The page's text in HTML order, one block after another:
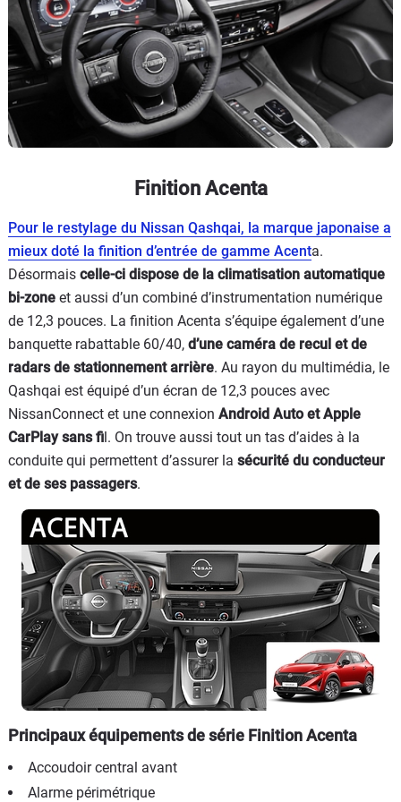
Finition Acenta
Pour le restylage du Nissan Qashqai, la marque japonaise a
mieux doté la finition d’entrée de gamme Acenta.
Désormais celle-ci dispose de la climatisation automatique
bi-zone et aussi d’un combiné d’instrumentation numérique
de 12,3 pouces. La finition Acenta s’équipe également d’une
banquette rabattable 60/40, d’une caméra de recul et de
radars de stationnement arrière. Au rayon du multimédia, le
Qashqai est équipé d’un écran de 12,3 pouces avec
NissanConnect et une connexion Android Auto et Apple
CarPlay sans fil. On trouve aussi tout un tas d’aides à la
conduite qui permettent d’assurer la sécurité du conducteur
et de ses passagers.
Principaux équipements de série Finition Acenta
Accoudoir central avant
Alarme périmétrique